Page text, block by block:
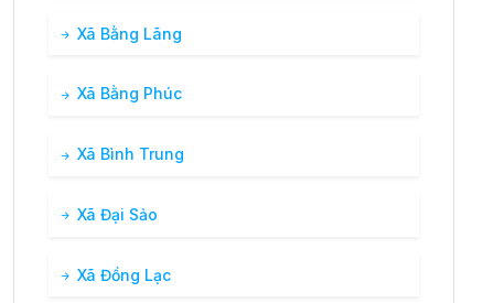
Xã Bằng Lãng
Xã Bằng Phúc
Xã Bình Trung
Xã Đại Sảo
Xã Đồng Lạc